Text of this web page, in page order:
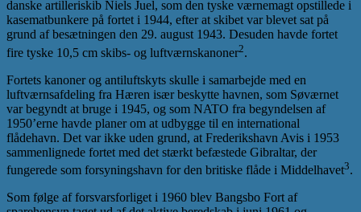
danske artilleriskib Niels Juel, som den tyske værnemagt opstillede i
kasematbunkere på fortet i 1944, efter at skibet var blevet sat på
grund af besætningen den 29. august 1943. Desuden havde fortet
fire tyske 10,5 cm skibs- og luftværnskanoner2.
Fortets kanoner og antiluftskyts skulle i samarbejde med en
luftværnsafdeling fra Hæren især beskytte havnen, som Søværnet
var begyndt at bruge i 1945, og som NATO fra begyndelsen af
1950’erne havde planer om at udbygge til en international
flådehavn. Det var ikke uden grund, at Frederikshavn Avis i 1953
sammenlignede fortet med det stærkt befæstede Gibraltar, der
fungerede som forsyningshavn for den britiske flåde i Middelhavet3.
Som følge af forsvarsforliget i 1960 blev Bangsbo Fort af